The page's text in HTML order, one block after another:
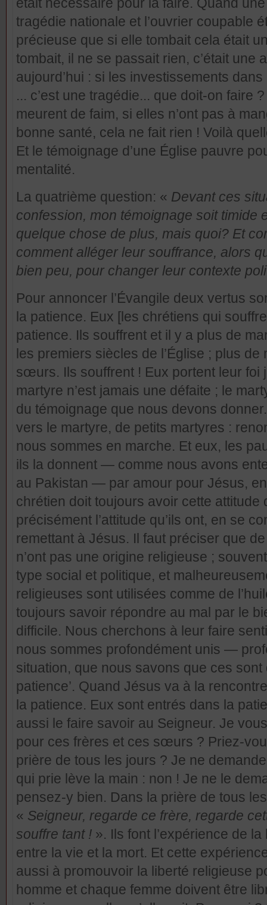
tragédie nationale et l’ouvrier coupable
précieuse que si elle tombait cela était
tombait, il ne se passait rien, c’était une
aujourd’hui : si les investissements
... c’est une tragédie... que doit-on faire
meurent de faim, si elles n’ont pas à
bonne santé, cela ne fait rien ! Voilà
Et le témoignage d’une Église pauvre
mentalité.
La quatrième question: « Devant ces
confession, mon témoignage soit timide
quelque chose de plus, mais quoi? Et
comment alléger leur souffrance, alors
bien peu, pour changer leur contexte
Pour annoncer l’Évangile deux vertus
la patience. Eux [les chrétiens qui
patience. Ils souffrent et il y a plus de
les premiers siècles de l’Église ; plus
sœurs. Ils souffrent ! Eux portent leur foi
martyre n’est jamais une défaite ; le
du témoignage que nous devons
vers le martyre, de petits martyres :
nous sommes en marche. Et eux, les
ils la donnent — comme nous avons
au Pakistan — par amour pour Jésus,
chrétien doit toujours avoir cette attitude
précisément l’attitude qu’ils ont, en se
remettant à Jésus. Il faut préciser que
n’ont pas une origine religieuse ;
type social et politique, et
religieuses sont utilisées comme de
toujours savoir répondre au mal par le
difficile. Nous cherchons à leur faire
nous sommes profondément unis —
situation, que nous savons que ces sont
patience’. Quand Jésus va à la
la patience. Eux sont entrés dans la
aussi le faire savoir au Seigneur. Je
pour ces frères et ces sœurs ? Priez-
prière de tous les jours ? Je ne
qui prie lève la main : non ! Je ne le
pensez-y bien. Dans la prière de tous
« Seigneur, regarde ce frère, regarde
souffre tant ! ». Ils font l’expérience de
entre la vie et la mort. Et cette
aussi à promouvoir la liberté religieuse
homme et chaque femme doivent être